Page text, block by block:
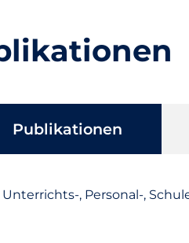
Publikationen
Unterrichts-, Personal-,